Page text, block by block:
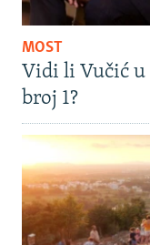
MOST
Vidi li Vučić
broj 1?